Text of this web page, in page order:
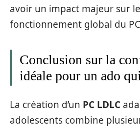
avoir un impact majeur sur le
fonctionnement global du
Conclusion sur la
idéale pour un ado
La création d’un PC LDLC
adolescents combine